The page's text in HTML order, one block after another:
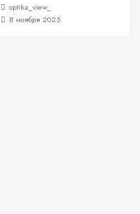
optika_view_
8 ноября 2025